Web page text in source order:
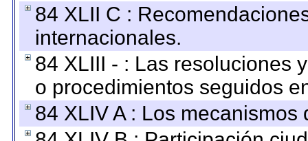
84 XLII C :
internacionales.
84 XLIII - : Las resoluciones
o procedimientos seguidos
84 XLIV A : Los